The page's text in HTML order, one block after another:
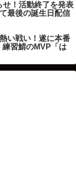
！活動終了を発表
最後の誕生日配信
い戦い！遂に本番
習鯖のMVP「は